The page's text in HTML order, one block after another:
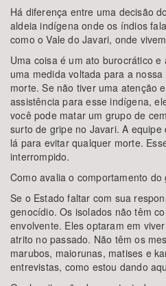
Há diferença entre uma decisão
aldeia indígena onde os índios
como o Vale do Javari, onde
Uma coisa é um ato burocrático
uma medida voltada para a
morte. Se não tiver uma atenção
assistência para esse indígena,
você pode matar um grupo de
surto de gripe no Javari. A
lá para evitar qualquer morte.
interrompido.
Como avalia o comportamento do
Se o Estado faltar com sua
genocídio. Os isolados não têm
envolvente. Eles optaram em
atrito no passado. Não têm os
marubos, maiorunas, matises e
entrevistas, como estou dando